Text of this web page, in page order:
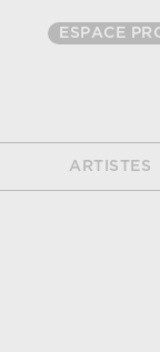
ESPACE
ARTISTES